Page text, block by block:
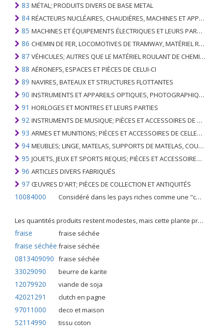
83 MÉTAL; PRODUITS DIVERS DE BASE METAL
84 RÉACTEURS NUCLÉAIRES, CHAUDIÈRES, MACHINES ET APPAREILS MÉCANIQUES; PARTIES DE CELLES-CI
85 MACHINES ET ÉQUIPEMENTS ÉLECTRIQUES ET LEURS PARTIES; ENREGISTREURS ET REPRODUCTEURS SONORES; APPAREILS D'ENREGISTREMENT OU DE REPRODUCTION DES IMAGES ET DU SON EN TÉLÉVISION, PIÈCES ET ACCESSOIRES DE TELS ARTICLES
86 CHEMIN DE FER, LOCOMOTIVES DE TRAMWAY, MATÉRIEL ROULANT ET LEURS PARTIES; RACCORDS DE CHEMIN DE FER OU DE TRAMWAY ET RACCORDS ET PIÈCES DE CELLES-CI; ÉQUIPEMENT DE SIGNALISATION DE TRAFIC MÉCANIQUE (Y COMPRIS ÉLECTRO-MÉCANIQUE) DE TOUS TYPES
87 VÉHICULES; AUTRES QUE LE MATÉRIEL ROULANT DE CHEMIN DE FER OU DE TRAMWAY, ET LEURS PIÈCES ET ACCESSOIRES
88 AÉRONEFS, ESPACES ET PIÈCES DE CELUI-CI
89 NAVIRES, BATEAUX ET STRUCTURES FLOTTANTES
90 INSTRUMENTS ET APPAREILS OPTIQUES, PHOTOGRAPHIQUES, CINÉMATOGRAPHIQUES, DE MESURE, DE CONTRÔLE, DE MÉDECINE OU DE CHIRURGIE; PIÈCES ET ACCESSOIRES
91 HORLOGES ET MONTRES ET LEURS PARTIES
92 INSTRUMENTS DE MUSIQUE; PIÈCES ET ACCESSOIRES DE TELS ARTICLES
93 ARMES ET MUNITIONS; PIÈCES ET ACCESSOIRES DE CELLES-CI
94 MEUBLES; LINGE, MATELAS, SUPPORTS DE MATELAS, COUSSINS ET AMEUBLEMENT SIMILAIRE FARCI; LAMPES ET RACCORDS D'ÉCLAIRAGE, N.E.C .; SIGNES LUMINEUSES, PLAQUES DE NOMS LUMINEUSES ET SIMILAIRES; BÂTIMENTS PRÉFABRIQUÉS
95 JOUETS, JEUX ET SPORTS REQUIS; PIÈCES ET ACCESSOIRES DE CELLES-CI
96 ARTICLES DIVERS FABRIQUÉS
97 ŒUVRES D'ART; PIÈCES DE COLLECTION ET ANTIQUITÉS
10084000 Considéré dans les pays riches comme une "céréale mineure", le fonio blanc est une graminée de la famille des poaceae cultivée pour ses graines dans certaines régions d'Afrique.
Les quantités produits restent modestes, mais cette plante présente malgré tout de nombreuses qualités. Elle est utilisé dans l'alimentation humaine et entre dans la préparation de nombreuses recettes traditionnelles africaines comme le couscous, la bouillie, les boulettes, les beignets et même le pain.
fraise fraise séchée
fraise séchée fraise séchée
0813409090 fraise séchée
33029090 beurre de karite
12079920 viande de soja
42021291 clutch en pagne
97011000 deco et maison
52114990 tissu coton